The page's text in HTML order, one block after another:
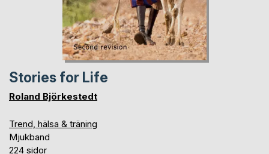
Stories for Life
Roland Björkestedt
Trend, hälsa & träning
Mjukband
224 sidor